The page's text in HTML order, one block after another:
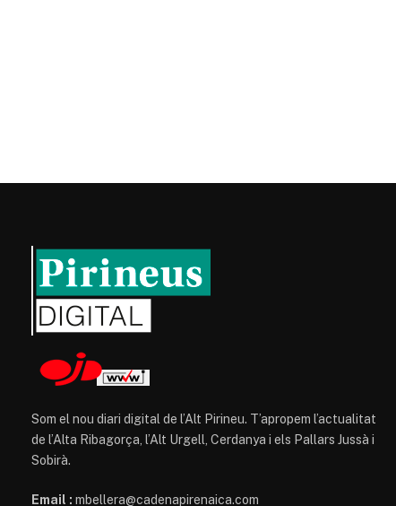
Som el nou diari digital de l’Alt Pirineu. T’apropem l’actualitat
de l’Alta Ribagorça, l’Alt Urgell, Cerdanya i els Pallars Jussà i
Sobirà.
Email : mbellera@cadenapirenaica.com